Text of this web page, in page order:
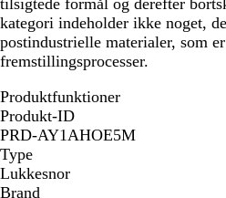
kategori indeholder ikke noget,
postindustrielle materialer, som
fremstillingsprocesser.
Produktfunktioner
Produkt-ID
PRD-AY1AHOE5M
Type
Lukkesnor
Brand